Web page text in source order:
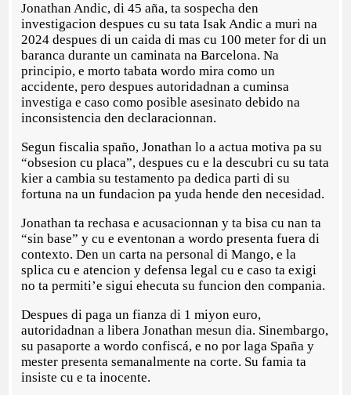
Jonathan Andic, di 45 aña, ta sospecha den
investigacion despues cu su tata Isak Andic a muri na
2024 despues di un caida di mas cu 100 meter for di un
baranca durante un caminata na Barcelona. Na
principio, e morto tabata wordo mira como un
accidente, pero despues autoridadnan a cuminsa
investiga e caso como posible asesinato debido na
inconsistencia den declaracionnan.
Segun fiscalia spaño, Jonathan lo a actua motiva pa su
“obsesion cu placa”, despues cu e la descubri cu su tata
kier a cambia su testamento pa dedica parti di su
fortuna na un fundacion pa yuda hende den necesidad.
Jonathan ta rechasa e acusacionnan y ta bisa cu nan ta
“sin base” y cu e eventonan a wordo presenta fuera di
contexto. Den un carta na personal di Mango, e la
splica cu e atencion y defensa legal cu e caso ta exigi
no ta permiti’e sigui ehecuta su funcion den compania.
Despues di paga un fianza di 1 miyon euro,
autoridadnan a libera Jonathan mesun dia. Sinembargo,
su pasaporte a wordo confiscá, e no por laga Spaña y
mester presenta semanalmente na corte. Su famia ta
insiste cu e ta inocente.